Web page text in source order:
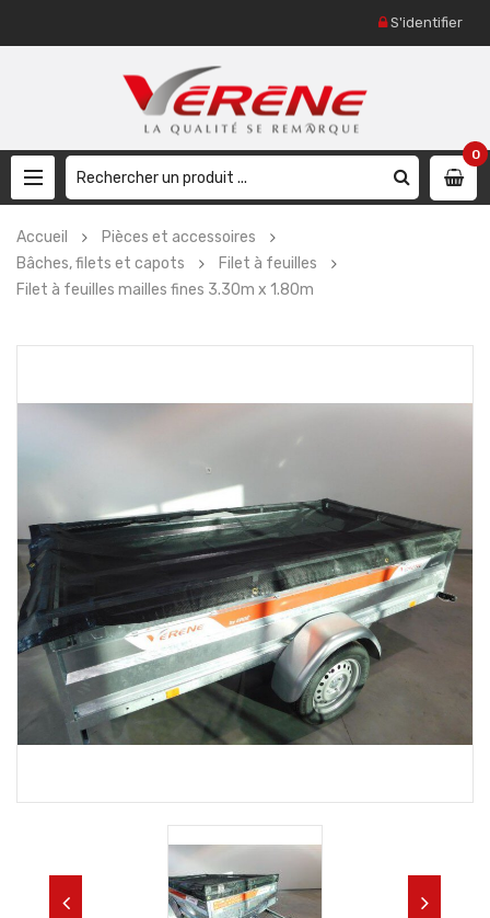
S'identifier
0
Accueil
Pièces et accessoires
Bâches, filets et capots
Filet à feuilles
Filet à feuilles mailles fines 3.30m x 1.80m